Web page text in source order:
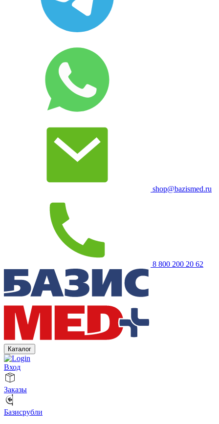
shop@bazismed.ru
8 800 200 20 62
Каталог
Вход
Заказы
Базисрубли